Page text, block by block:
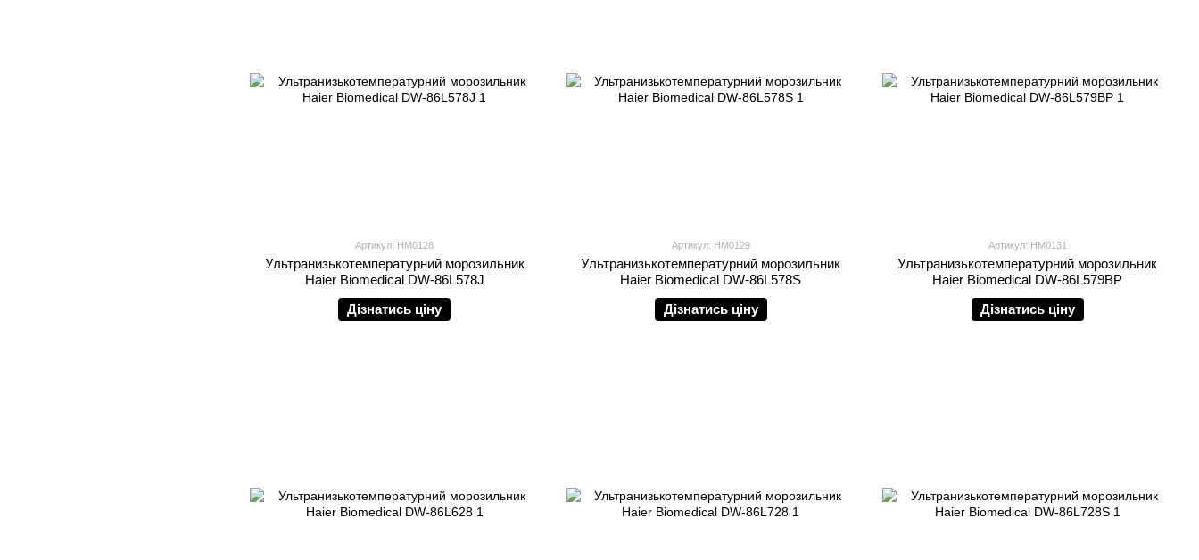
Артикул: HM0128
Ультранизькотемпературний морозильник
Haier Biomedical DW-86L578J
Дізнатись ціну
Артикул: HM0129
Ультранизькотемпературний морозильник
Haier Biomedical DW-86L578S
Дізнатись ціну
Артикул: HM0131
Ультранизькотемпературний морозильник
Haier Biomedical DW-86L579BP
Дізнатись ціну